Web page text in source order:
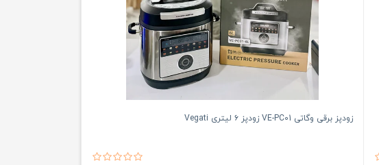
زودپز برقی وگاتی VE-PC01 زودپز ۶ لیتری Vegati